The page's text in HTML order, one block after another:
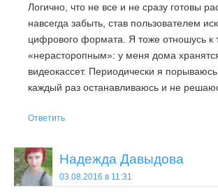
Логично, что не все и не сразу готовы
навсегда забыть, став пользователем
цифрового формата. Я тоже отношусь к
«нерасторопным»: у меня дома
видеокассет. Периодически я
каждый раз останавливаюсь и не
Ответить
Надежда Давыдова
03.08.2016 в 11:31